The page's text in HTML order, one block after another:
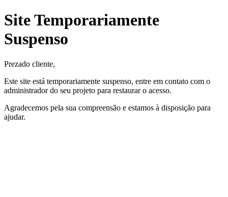
Site Temporariamente
Suspenso
Prezado cliente,
Este site está temporariamente suspenso, entre em contato com o
administrador do seu projeto para restaurar o acesso.
Agradecemos pela sua compreensão e estamos à disposição para
ajudar.